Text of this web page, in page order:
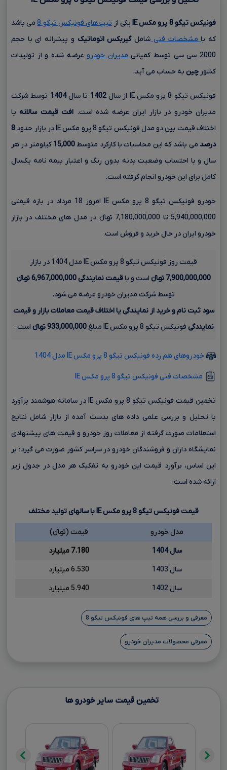
فونیکس تیگو8 پرو مکسIE یکی از تیپ های فونیکس تیگو 8
می باشد
که بامشخصات فنی شاملگیربکس اتوماتیک و پیشرانه ای با حجم
2000 سی سی
توسط کمپانی مدیران خودرو عرضه شده و از تولیدات
کشور چین به حساب می آید.
فونیکس تیگو 8 پرو مکس IE از سال 1402 تا سال1404 توسط شرکت
مدیران خودرو در بازار ایران عرضه شده است. افت قیمت سالانهیا
اختلاف قیمت بین دو مدل فونیکس تیگو 8 پرو مکس IE در بازار حدود
8
درصد می باشد که این محاسبات با کارکرد متوسط15,000 کیلومتر در هر
سال و با احتساب وضعیت بدنه بدون رنگ و اعتبار بیمه نامه یکسال
کامل برای این خودرو انجام گرفته است.
خودرو فونیکس تیگو 8 پرو مکس IE امروز 18 مرداد در بازه قیمتی
5,940,000,000 تا 7,180,000,000 تومانءءء در مدل های مختلف در بازار
خودرو ایران در حال خرید و فروش است.
قیمت روز فونیکس تیگو 8 پرو مکس IE مدل 1404 در بازار
7,900,000,000 تومانءءء
است و باقیمت نمایندگی6,967,000,000 تومانءءء
توسط شرکت مدیران خودرو عرضه می شود.
سود ثبت نام و خرید از نمایندگی یا اختلاف قیمت معاملات بازار و قیمت
نمایندگی فونیکس تیگو 8 پرو مکس IE مبلغ 933,000,000 تومانءءء است .
خودروهای هم رده فونیکس تیگو 8 پرو مکس IE مدل 1404
مشخصات فنی فونیکس تیگو 8 پرو مکس IE
تخمین قیمت فونیکس تیگو 8 پرو مکس IE در سامانه هوشمند برآورد
با تحلیل و بررسی علمی داده های بدست آمده از بازار شامل نتایج
استعلامات صورت گرفته از معاملات روز خودرو و قیمت های پیشنهادی
نمایشگاه داران و فروشندگان خودرو در سراسر کشور صورت می گیرد؛ بر
این اساس، برآورد قیمت این خودرو به تفکیک هر مدل در جدول زیر
ارائه شده است:
قیمت فونیکس تیگو8پرو مکسIEبا سالهای تولید مختلف
مدل خودرو
قیمت (تومانءءء)
سال 1404
7.180 میلیارد
سال 1403
6.530 میلیارد
سال 1402
5.940 میلیارد
معرفی و بررسی همه تیپ های فونیکس تیگو 8
معرفی محصولات مدیران خودرو
تخمین قیمت سایر خودرو ها